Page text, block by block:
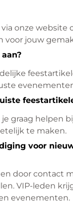
onze website
voor jouw
graag helpen
te maken.
voor
door contact
VIP-leden
evenementen.